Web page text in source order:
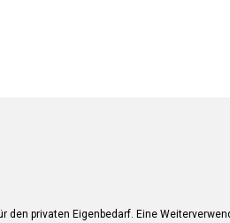
privaten Eigenbedarf. Eine